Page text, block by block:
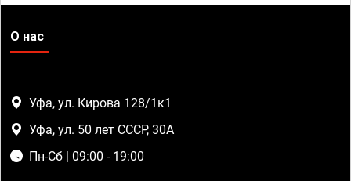
О нас
Уфа, ул. Кирова 128/1к1
Уфа, ул. 50 лет СССР, 30А
Пн-Сб | 09:00 - 19:00